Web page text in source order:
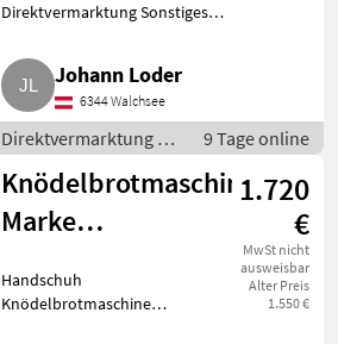
Direktvermarktung Sonstiges
Johann Loder
6344 Walchsee
Direktvermarktung /
Sonstiges
Direktvermarktung
9 Tage online
Knödelbrotmaschine
Marke
Backtechnik
1.720
€
MwSt nicht
ausweisbar
Alter Preis
1.550 €
Handschuh
Knödelbrotmaschine